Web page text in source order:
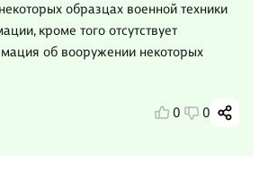
образцах военной техники
кроме того отсутствует
об вооружении некоторых
0 0